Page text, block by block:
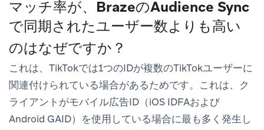
マッチ率が、BrazeのAudience Sync
で同期されたユーザー数よりも高い
のはなぜですか？
これは、TikTokでは1つのIDが複数のTikTokユーザーに
関連付けられている場合があるためです。これは、ク
ライアントがモバイル広告ID（iOS IDFAおよび
Android GAID）を使用している場合に最も多く発生し